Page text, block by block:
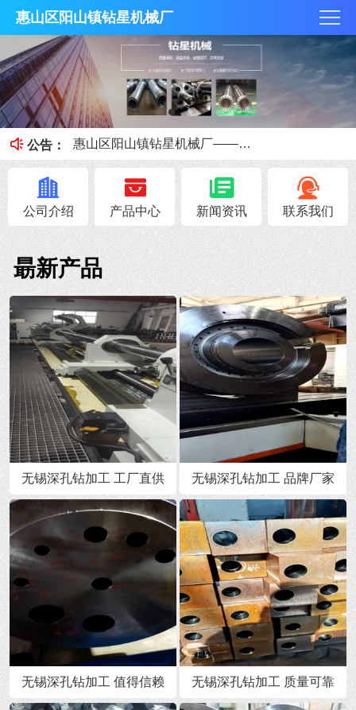
惠山区阳山镇钻星机械厂
公告：
钻星机械厂加工出拥有较好尺寸公差的深孔钻加工
惠山区阳山镇钻星机械厂为您讲解排屑槽进行排屑的数控深孔钻加工
惠山区阳山镇钻星机械厂——深孔钻机床如何选择夹头
深孔加工工艺的六大工艺特点简述
公司介绍 产品中心 新闻资讯 联系我们
朂新产品
无锡深孔钻加工 工厂直供 无锡深孔钻加工 品牌厂家
无锡深孔钻加工 值得信赖 无锡深孔钻加工 质量可靠